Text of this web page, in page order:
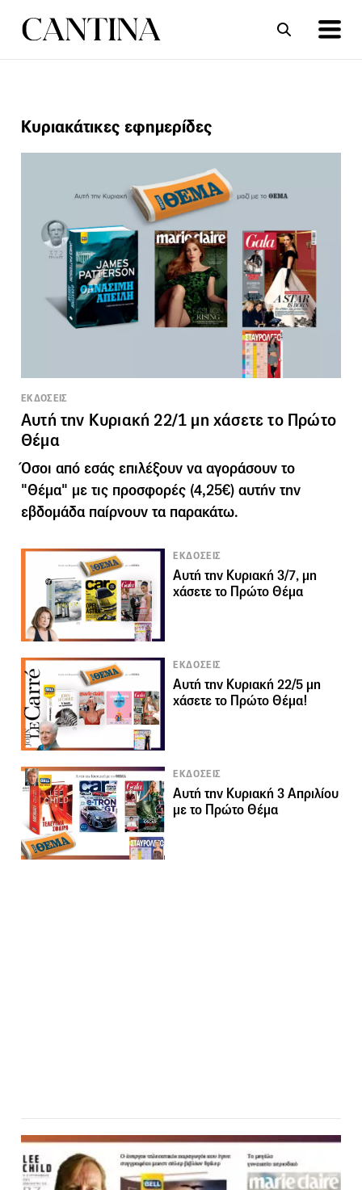
ΣΥΝΤΑΓΕΣ
Κυριακάτικες εφημερίδες
ΕΚΔΟΣΕΙΣ
Αυτή την Κυριακή 22/1 μη χάσετε το Πρώτο
Θέμα
Όσοι από εσάς επιλέξουν να αγοράσουν το
"Θέμα" με τις προσφορές (4,25€) αυτήν την
εβδομάδα παίρνουν τα παρακάτω.
ΕΚΔΟΣΕΙΣ
Αυτή την Κυριακή 3/7, μη
χάσετε το Πρώτο Θέμα
ΕΚΔΟΣΕΙΣ
Αυτή την Κυριακή 22/5 μη
χάσετε το Πρώτο Θέμα!
ΕΚΔΟΣΕΙΣ
Αυτή την Κυριακή 3 Απριλίου
με το Πρώτο Θέμα